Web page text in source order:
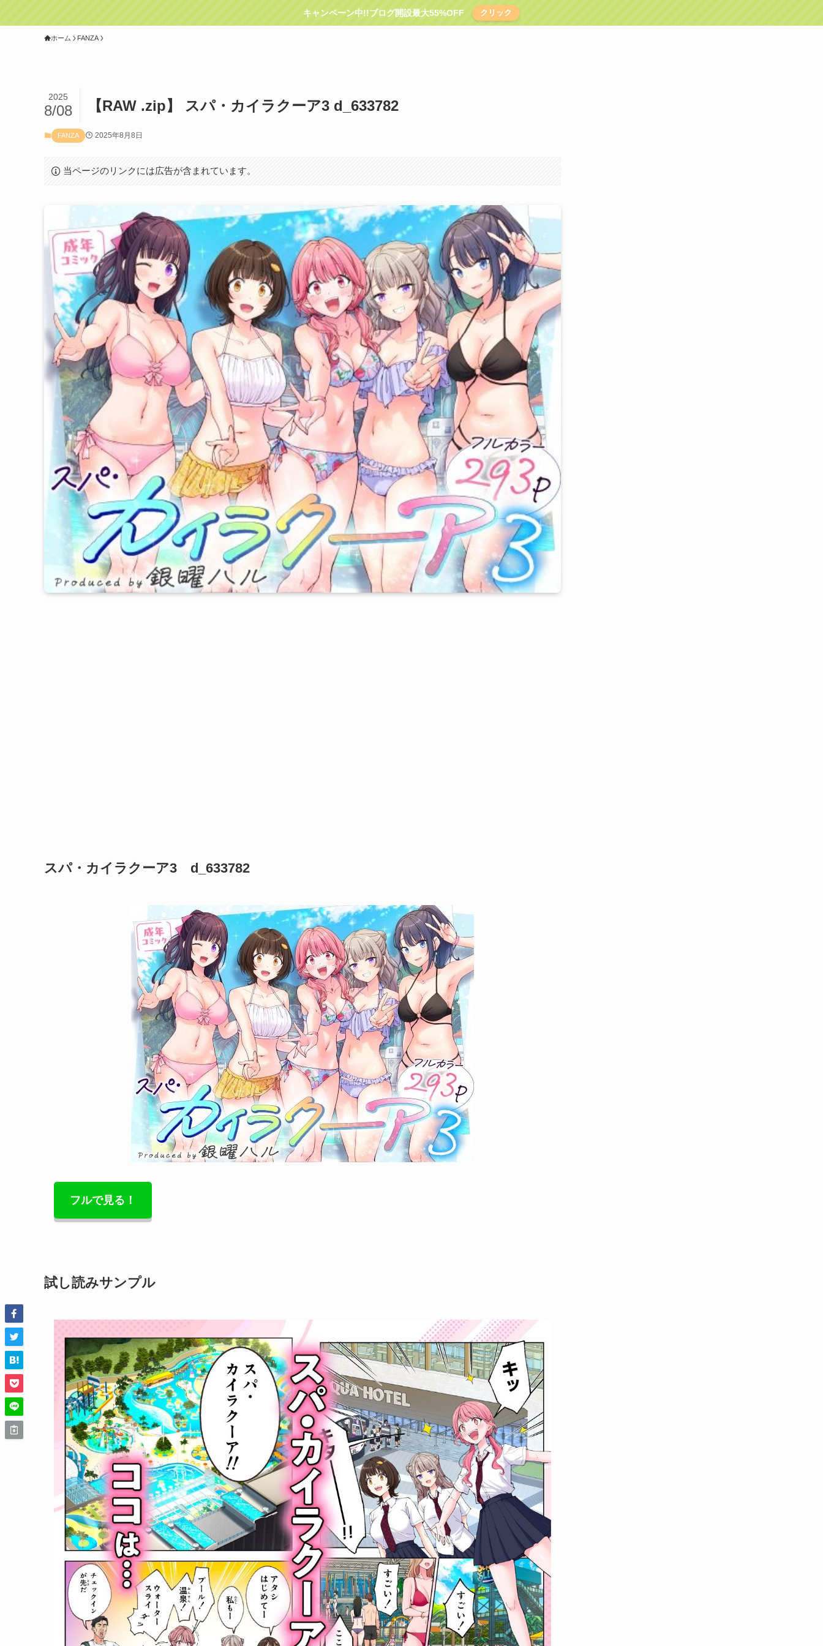
キャンペーン中!!ブログ開設最大55%OFF クリック
ホーム FANZA
【RAW .zip】 スパ・カイラクーア3 d_633782
2025
8/08
FANZA 2025年8月8日
当ページのリンクには広告が含まれています。
スパ・カイラクーア3 d_633782
フルで見る！
試し読みサンプル